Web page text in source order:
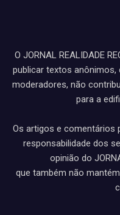
O JORNAL REALIDADE
publicar textos anônimos,
moderadores, não
para a
Os artigos e comentários
responsabilidade dos
opinião do
que também não